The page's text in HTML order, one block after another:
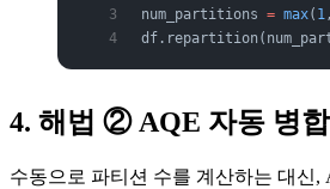
num_partitions = max( 1
4. 해법 ② AQE 자동 병
수동으로 파티션 수를 계산하는 대신,